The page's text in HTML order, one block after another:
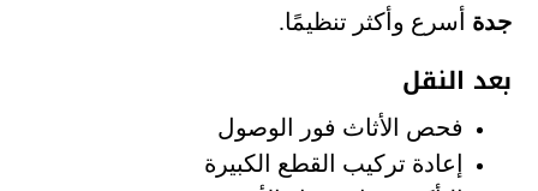
جدة أسرع وأكثر تنظيمًا.
بعد النقل
فحص الأثاث فور الوصول
إعادة تركيب القطع الكبيرة